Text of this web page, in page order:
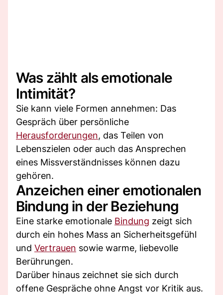
Was zählt als emotionale
Intimität?
Sie kann viele Formen annehmen: Das
Gespräch über persönliche
Herausforderungen, das Teilen von
Lebenszielen oder auch das Ansprechen
eines Missverständnisses können dazu
gehören.
Anzeichen einer emotionalen
Bindung in der Beziehung
Eine starke emotionale Bindung zeigt sich
durch ein hohes Mass an Sicherheitsgefühl
und Vertrauen sowie warme, liebevolle
Berührungen.
Darüber hinaus zeichnet sie sich durch
offene Gespräche ohne Angst vor Kritik aus.